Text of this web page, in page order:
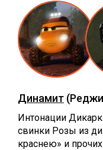
Динамит
Интонации
свинки Розы из
краснею» и